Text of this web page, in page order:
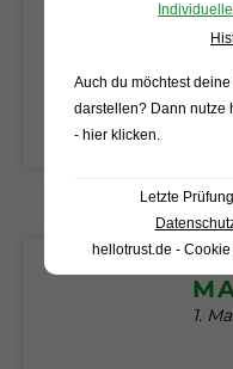
1.
1.
Auch du möchtest
darstellen? Dann nutze
- hier klicken.
Letzte
hellotrust.de -